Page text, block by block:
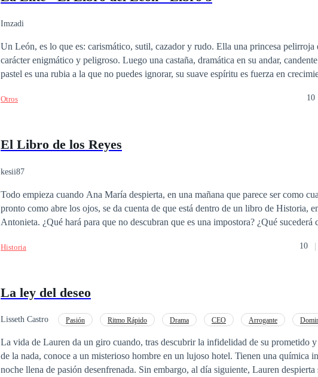
Imzadi
Un León, es lo que es: carismático, sutil, cazador y rudo. Ella una princesa pelirroja
carácter enigmático y peligroso. Luego una castaña, dramática en su andar,
pastel es una rubia a la que no puedes ignorar, su suave espíritu es fuerza en
Otros 10
El Libro de los Reyes
kesii87
Todo empieza cuando Ana María despierta, en una mañana que parece ser como
pronto como abre los ojos, se da cuenta de que está dentro de un libro de Historia,
Antonieta. ¿Qué hará para que no descubran que es una impostora? ¿Qué sucederá
fantasía y viajes en el tiempo.
Historia 10
La ley del deseo
Lisseth Castro Pasión Ritmo Rápido Drama CEO Arrogante
La vida de Lauren da un giro cuando, tras descubrir la infidelidad de su prometido y
de la nada, conoce a un misterioso hombre en un lujoso hotel. Tienen una química
noche llena de pasión desenfrenada. Sin embargo, al día siguiente, Lauren despierta sola. El destino le